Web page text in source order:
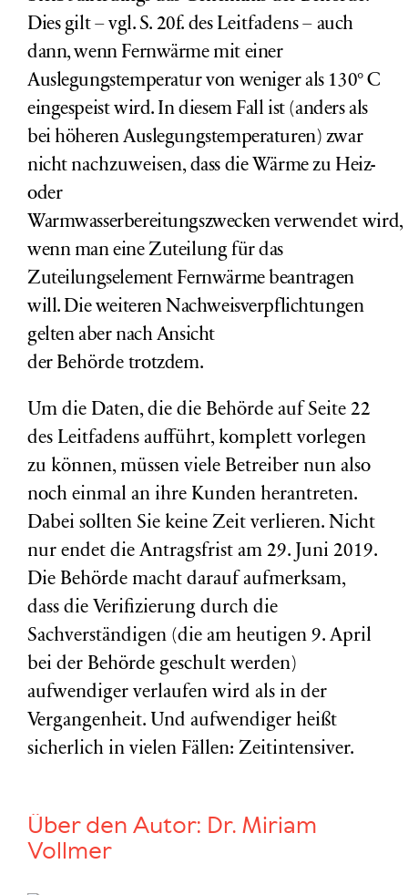
Dies gilt – vgl. S. 20f. des Leitfadens– auch
dann, wenn Fernwärme mit einer
Auslegungstemperatur von weniger als 130° C
eingespeist wird. In diesem Fall ist (anders als
bei höheren Auslegungstemperaturen) zwar
nicht nachzuweisen, dass die Wärme zu Heiz-
oder
Warmwasserbereitungszweckenverwendet wird,
wenn man eine Zuteilung für das
Zuteilungselement Fernwärme beantragen
will. Die weiteren Nachweisverpflichtungen
gelten aber nach Ansicht
der Behörde trotzdem.
Um die Daten, die die Behörde auf Seite 22
des Leitfadens aufführt, komplett vorlegen
zu können, müssen viele Betreiber nun also
noch einmal an ihre Kunden herantreten.
Dabei sollten Sie keine Zeit verlieren. Nicht
nur endet die Antragsfrist am 29. Juni 2019.
Die Behörde macht darauf aufmerksam,
dass die Verifizierung durch die
Sachverständigen (die am heutigen 9. April
bei der Behörde geschult werden)
aufwendiger verlaufen wird als in der
Vergangenheit. Und aufwendiger heißt
sicherlich in vielen Fällen: Zeitintensiver.
Über den Autor: Dr. Miriam
Vollmer